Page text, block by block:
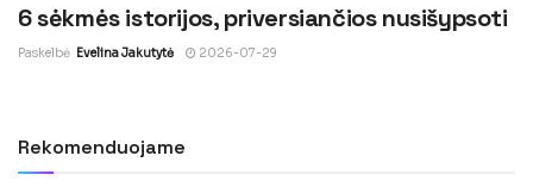
6 sėkmės istorijos, priversiančios nusišypsoti
Paskelbė Evelina Jakutytė 2026-07-29
Rekomenduojame